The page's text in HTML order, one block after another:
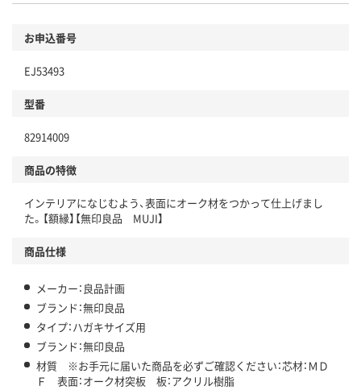
お申込番号
EJ53493
型番
82914009
商品の特徴
インテリアになじむよう、表面にオーク材をつかって仕上げまし
た。【額縁】【無印良品 MUJI】
商品仕様
メーカー：良品計画
ブランド：無印良品
タイプ：ハガキサイズ用
ブランド：無印良品
材質 ※お手元に届いた商品を必ずご確認ください：芯材：ＭＤ
Ｆ 表面：オーク材突板 板：アクリル樹脂